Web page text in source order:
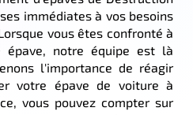
immédiates à vos besoins
vous êtes confronté à
épave, notre équipe est là
l'importance de réagir
votre épave de voiture à
vous pouvez compter sur